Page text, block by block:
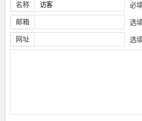
名称 必
邮箱 选
网址 选